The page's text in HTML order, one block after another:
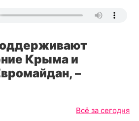
Крыма и
–
Всё за сегодня